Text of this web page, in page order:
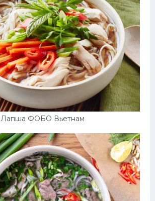
Лапша ФОБО Вьетнам